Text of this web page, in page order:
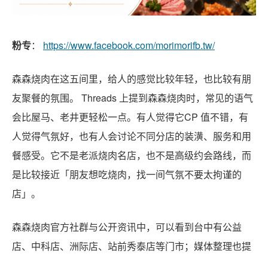
粉专： https://www.facebook.com/morimorifb.tw/
森森烧肉在这五间里，给人的感觉比较年轻，也比较有朋
友聚餐的氛围。 Threads 上提到森森烧肉时，常见的语气
会比屋马、老井更轻松一点。有人觉得它CP 值不错，有
人觉得气氛好，也有人会讨论不同分店的装潢、服务和用
餐感受。它不是老派烧肉名店，也不是高级约会路线，而
是比较接近「朋友想吃烧肉，找一间气氛不要太拘谨的
店」。
森森烧肉官方社群与公开资讯中，可以看到台中有公益
店、中科店、洲际店、站前秀泰店等门市；媒体整理也提